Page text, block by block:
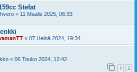
Stefat
« 11 Maalis 2025, 06:33
« 07 Heinä 2024, 19:34
« 06 Touko 2024, 12:42
1 2